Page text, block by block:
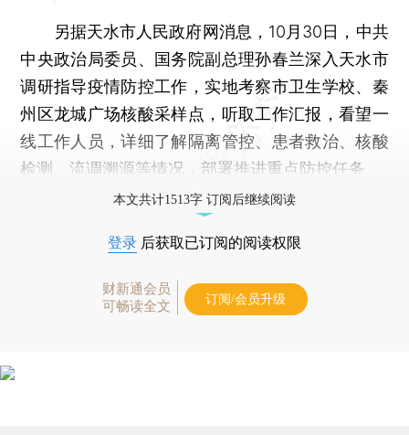
另据天水市人民政府网消息，10月30日，中共
中央政治局委员、国务院副总理孙春兰深入天水市
调研指导疫情防控工作，实地考察市卫生学校、秦
州区龙城广场核酸采样点，听取工作汇报，看望一
线工作人员，详细了解隔离管控、患者救治、核酸
检测、流调溯源等情况，部署推进重点防控任务。
本文共计1513字 订阅后继续阅读
登录 后获取已订阅的阅读权限
财新通会员
可畅读全文
订阅/会员升级